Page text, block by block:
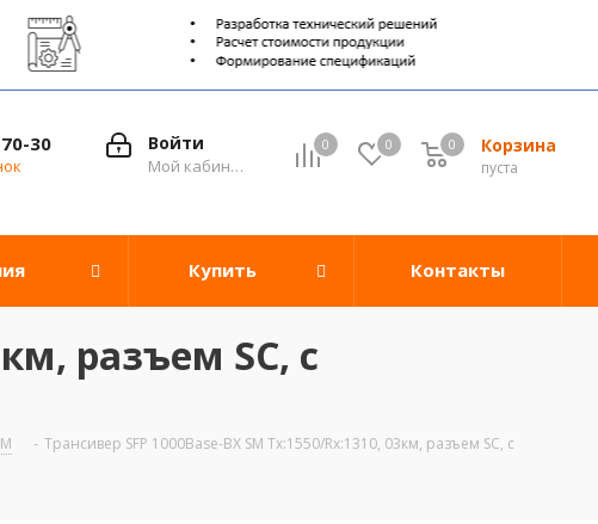
0 0 Корзина
0
пуста
0
Войти
Мой кабинет
30
Купить Контакты
разъем SC, с
- Трансивер SFP 1000Base-BX SM Tx:1550/Rx:1310, 03км, разъем SC, с